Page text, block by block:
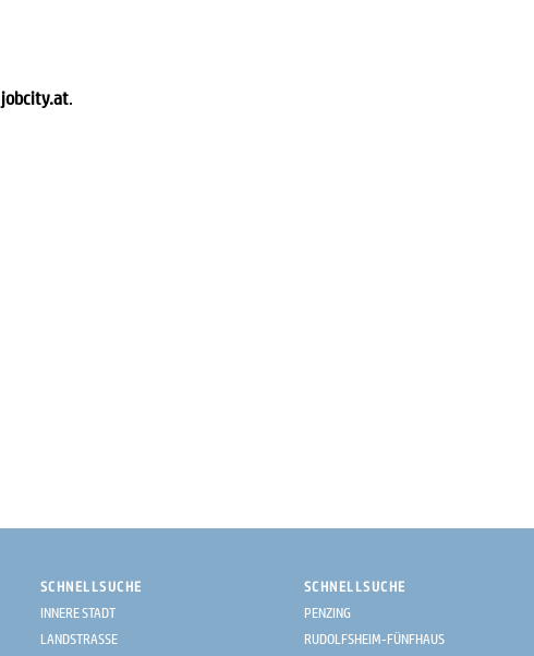
jobcity.at.
SCHNELLSUCHE
INNERE STADT
LANDSTRASSE
SCHNELLSUCHE
PENZING
RUDOLFSHEIM-FÜNFHAUS